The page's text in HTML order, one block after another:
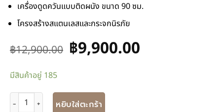
เครื่องดูดควันแบบติดผนัง ขนาด 90 ซม.
โครงสร้างสแตนเลสและกระจกนิรภัย
฿12,900.00 ฿9,900.00
มีสินค้าอยู่ 185
หยิบใส่ตะกร้า